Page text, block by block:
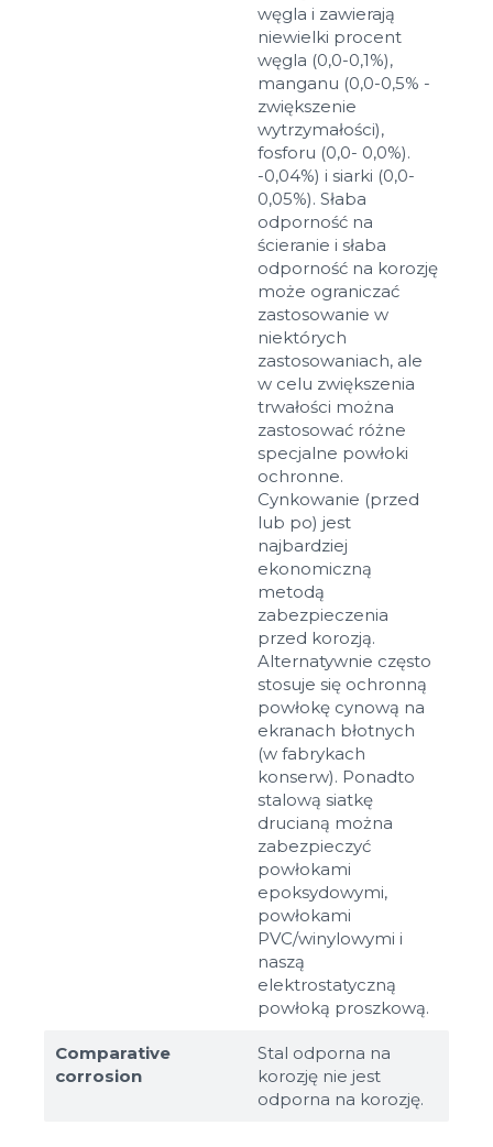
do 8Mb, jpeg, png, doc, pdf
Gotowy
węgla i zawierają
niewielki procent
węgla (0,0-0,1%),
manganu (0,0-0,5% -
zwiększenie
wytrzymałości),
fosforu (0,0- 0,0%).
-0,04%) i siarki (0,0-
0,05%). Słaba
odporność na
ścieranie i słaba
odporność na korozję
może ograniczać
zastosowanie w
niektórych
zastosowaniach, ale
w celu zwiększenia
trwałości można
zastosować różne
specjalne powłoki
ochronne.
Cynkowanie (przed
lub po) jest
najbardziej
ekonomiczną
metodą
zabezpieczenia
przed korozją.
Alternatywnie często
stosuje się ochronną
powłokę cynową na
ekranach błotnych
(w fabrykach
konserw). Ponadto
stalową siatkę
drucianą można
zabezpieczyć
powłokami
epoksydowymi,
powłokami
PVC/winylowymi i
naszą
elektrostatyczną
powłoką proszkową.
Comparative
corrosion
Stal odporna na
korozję nie jest
odporna na korozję.